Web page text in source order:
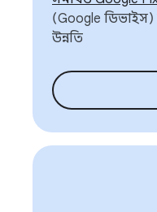
(Google ডিভাইস)
উন্নতি